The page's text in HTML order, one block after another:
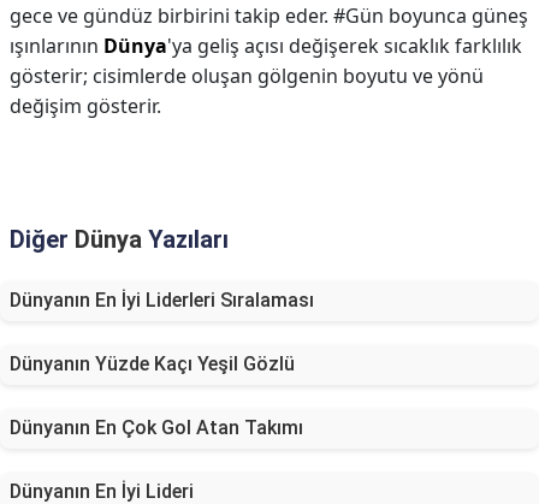
gece ve gündüz birbirini takip eder. #Gün boyunca güneş
ışınlarının Dünya'ya geliş açısı değişerek sıcaklık farklılık
gösterir; cisimlerde oluşan gölgenin boyutu ve yönü
değişim gösterir.
Diğer Dünya Yazıları
Dünyanın En İyi Liderleri Sıralaması
Dünyanın Yüzde Kaçı Yeşil Gözlü
Dünyanın En Çok Gol Atan Takımı
Dünyanın En İyi Lideri